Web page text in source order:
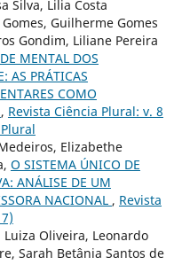
Silva, Lilia Costa
Guilherme Gomes
Gondim, Liliane Pereira
MENTAL DOS
AS PRÁTICAS
COMO
, Revista Ciência Plural: v. 8
Elizabethe
O SISTEMA ÚNICO DE
ANÁLISE DE UM
NACIONAL , Revista
Oliveira, Leonardo
Sarah Betânia Santos de